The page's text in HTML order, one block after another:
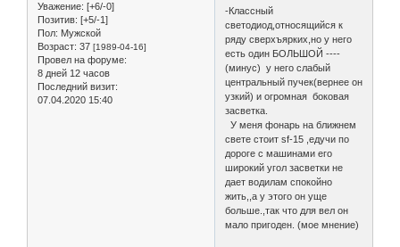
Уважение: [+6/-0]
Позитив: [+5/-1]
Пол: Мужской
Возраст: 37 [1989-04-16]
Провел на форуме:
8 дней 12 часов
Последний визит:
07.04.2020 15:40
-Классный
светодиод,относящийся к
ряду сверхъярких,но у него
есть один БОЛЬШОЙ ----
(минус) у него слабый
центральный пучек(вернее он
узкий) и огромная боковая
засветка.
У меня фонарь на ближнем
свете стоит sf-15 ,едучи по
дороге с машинами его
широкий угол засветки не
дает водилам спокойно
жить,,а у этого он уще
больше.,так что для вел он
мало пригоден. (мое мнение)